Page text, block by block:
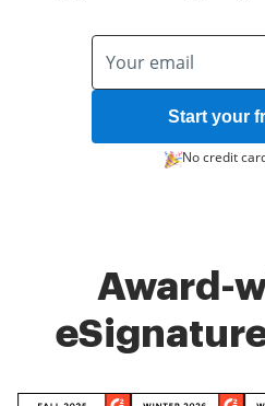
Start your
No credit
Award-